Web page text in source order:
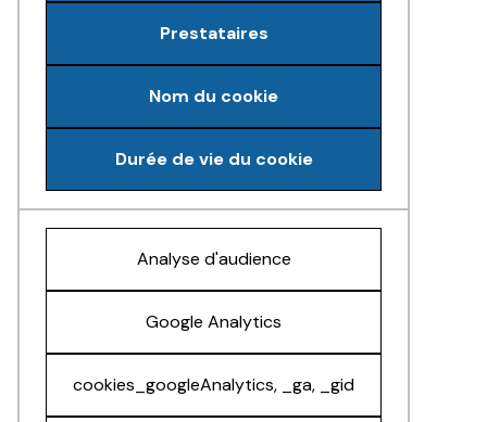
Prestataires
Nom du cookie
Durée de vie du cookie
Analyse d'audience
Google Analytics
cookies_googleAnalytics, _ga, _gid